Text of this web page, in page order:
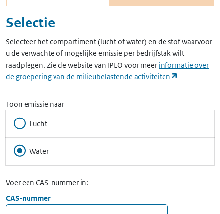
Selectie
Selecteer het compartiment (lucht of water) en de stof waarvoor
u de verwachte of mogelijke emissie per bedrijfstak wilt
raadplegen. Zie de website van IPLO voor meer informatie over
de groepering van de milieubelastende activiteiten
Toon emissie naar
Lucht
Water
Voer een CAS-nummer in:
CAS-nummer